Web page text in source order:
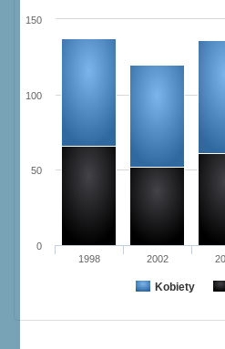
Kobiety
1998 2002
0
50
100
150